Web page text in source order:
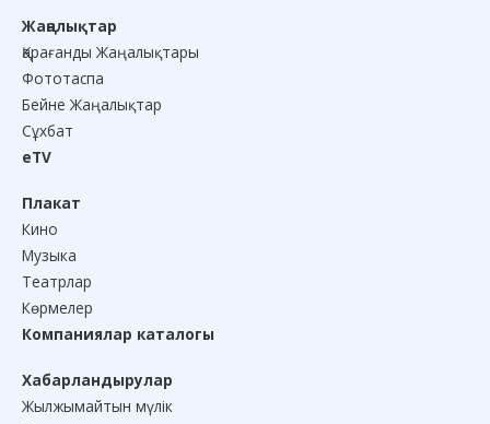
Жаңалықтар
Қарағанды Жаңалықтары
Фототаспа
Бейне Жаңалықтар
Сұхбат
eTV
Плакат
Кино
Музыка
Театрлар
Көрмелер
Компаниялар каталогы
Хабарландырулар
Жылжымайтын мүлік